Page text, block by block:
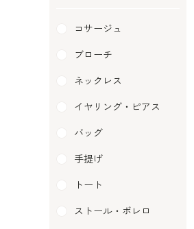
コサージュ
ブローチ
ネックレス
イヤリング・ピアス
バッグ
手提げ
トート
ストール・ボレロ